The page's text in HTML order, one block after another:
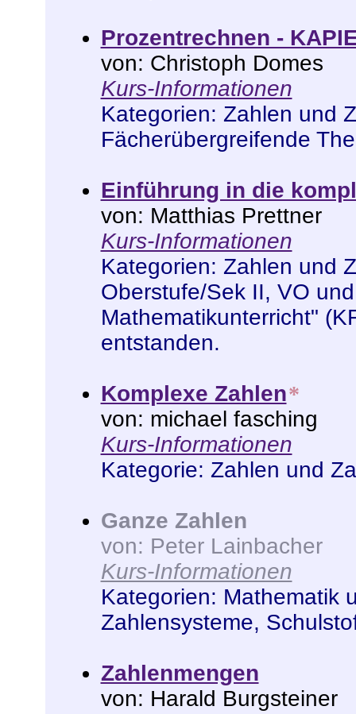
Prozentrechnen -
von: Christoph Domes
Kurs-Informationen
Kategorien: Zahlen und
Fächerübergreifende
Einführung in die
von: Matthias Prettner
Kurs-Informationen
Kategorien: Zahlen und
Oberstufe/Sek II, VO
Mathematikunterricht"
entstanden.
Komplexe Zahlen*
von: michael fasching
Kurs-Informationen
Kategorie: Zahlen und
Ganze Zahlen
von: Peter Lainbacher
Kurs-Informationen
Kategorien: Mathematik
Zahlensysteme,
Zahlenmengen
von: Harald Burgsteiner